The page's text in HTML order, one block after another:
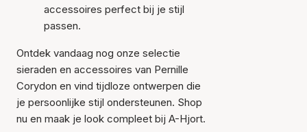
accessoires perfect bij je stijl
passen.
Ontdek vandaag nog onze selectie
sieraden en accessoires van Pernille
Corydon en vind tijdloze ontwerpen die
je persoonlijke stijl ondersteunen. Shop
nu en maak je look compleet bij A-Hjort.